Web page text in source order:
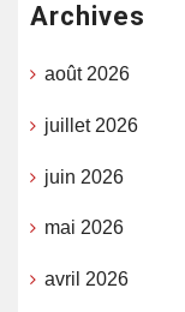
Archives
août 2026
juillet 2026
juin 2026
mai 2026
avril 2026